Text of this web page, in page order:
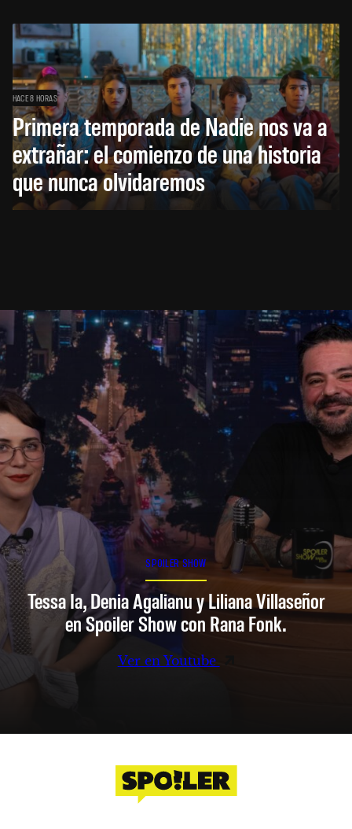
HACE 8 HORAS
Primera temporada de Nadie nos va a
extrañar: el comienzo de una historia
que nunca olvidaremos
SPOILER SHOW
Tessa Ia, Denia Agalianu y Liliana Villaseñor
en Spoiler Show con Rana Fonk.
Ver en Youtube